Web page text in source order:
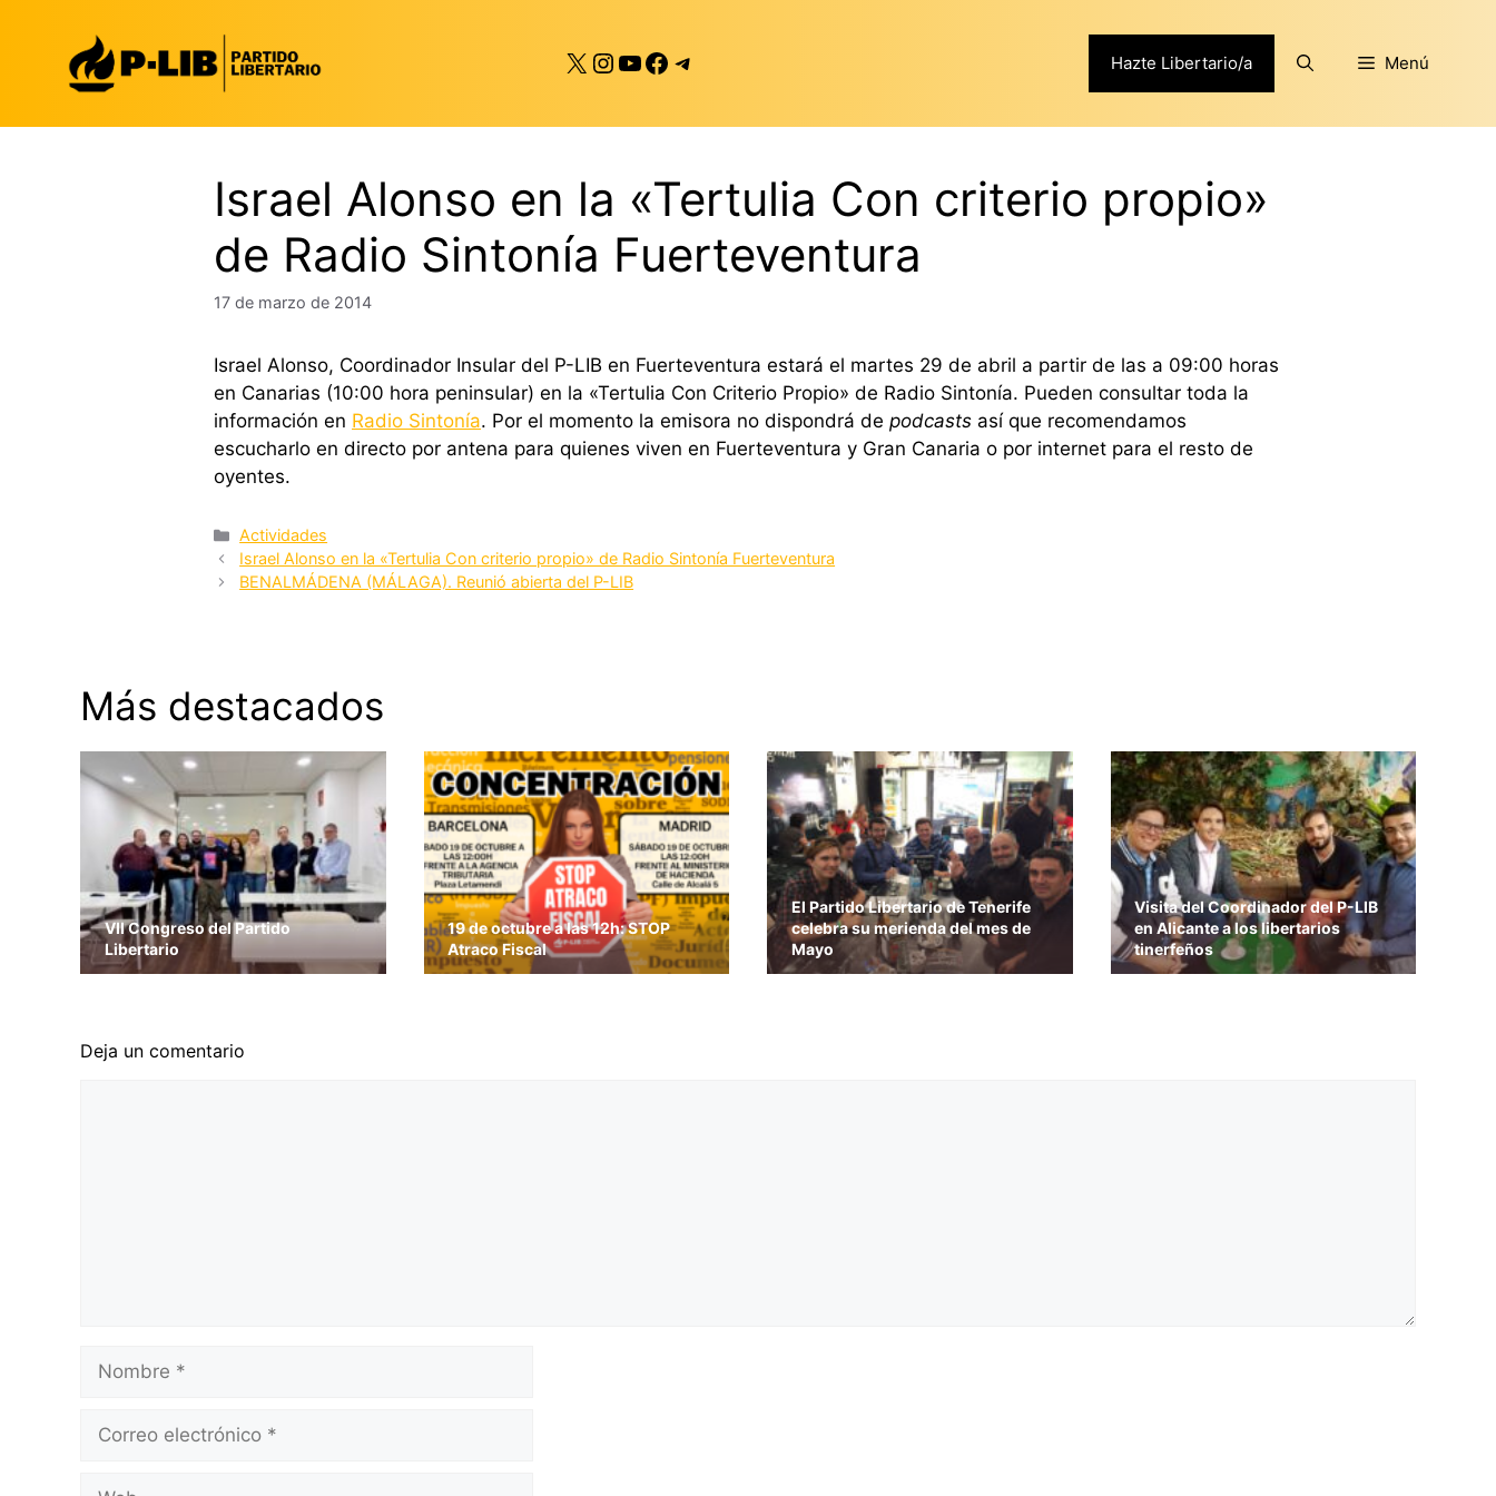
contenido
X Instagram
YouTube
Facebook
Telegram Hazte Libertario/a Menú
Israel Alonso en la «Tertulia Con criterio propio»
de Radio Sintonía Fuerteventura
17 de marzo de 2014
Israel Alonso, Coordinador Insular del P-LIB en Fuerteventura estará el martes 29 de abril a partir de las a 09:00 horas
en Canarias (10:00 hora peninsular) en la «Tertulia Con Criterio Propio» de Radio Sintonía. Pueden consultar toda la
información en Radio Sintonía. Por el momento la emisora no dispondrá de podcasts así que recomendamos
escucharlo en directo por antena para quienes viven en Fuerteventura y Gran Canaria o por internet para el resto de
oyentes.
Categorías
Actividades
Israel Alonso en la «Tertulia Con criterio propio» de Radio Sintonía Fuerteventura
BENALMÁDENA (MÁLAGA). Reunió abierta del P-LIB
Más destacados
VII Congreso del Partido
Libertario
19 de octubre a las 12h: STOP
Atraco Fiscal
El Partido Libertario de Tenerife
celebra su merienda del mes de
Mayo
Visita del Coordinador del P-LIB
en Alicante a los libertarios
tinerfeños
Deja un comentario
electrónico